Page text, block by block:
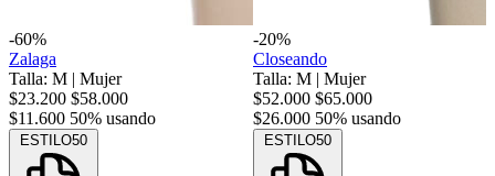
-60%
Zalaga
Talla: M | Mujer
$23.200 $58.000
$11.600 50% usando
ESTILO50
-20%
Closeando
Talla: M | Mujer
$52.000 $65.000
$26.000 50% usando
ESTILO50